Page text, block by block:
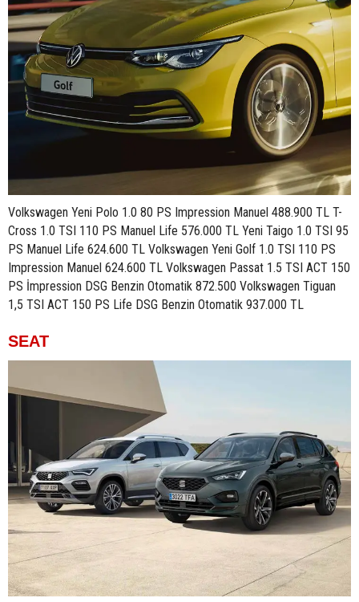
Volkswagen Yeni Polo 1.0 80 PS Impression Manuel 488.900 TL T-
Cross 1.0 TSI 110 PS Manuel Life 576.000 TL Yeni Taigo 1.0 TSI 95
PS Manuel Life 624.600 TL Volkswagen Yeni Golf 1.0 TSI 110 PS
Impression Manuel 624.600 TL Volkswagen Passat 1.5 TSI ACT 150
PS İmpression DSG Benzin Otomatik 872.500 Volkswagen Tiguan
1,5 TSI ACT 150 PS Life DSG Benzin Otomatik 937.000 TL
SEAT